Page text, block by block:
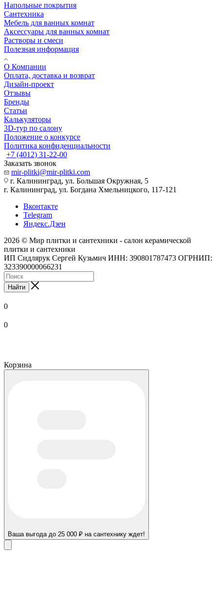
Напольные покрытия
Сантехника
Мебель для ванных комнат
Аксессуары для ванных комнат
Растворы и смеси
Полезная информация
О Компании
Оплата, доставка и возврат
Дизайн-проект
Отзывы
Бренды
Статьи
Калькуляторы
3D-тур по салону
Положение о конкурсе
Политика конфиденциальности
+7 (4012) 31-22-00
Заказать звонок
mir-plitki@mir-plitki.com
г. Калининград, ул. Большая Окружная, 5
г. Калининград, ул. Богдана Хмельницкого, 117-121
Вконтакте
Telegram
Яндекс.Дзен
2026 © Мир плитки и сантехники - салон керамической
плитки и сантехники
ИП Сидлярук Сергей Кузьмич ИНН: 390801787473 ОГРНИП:
323390000066231
Найти
0
0
Корзина
Ваша выгода до 25 000 ₽ на сантехнику ждет!